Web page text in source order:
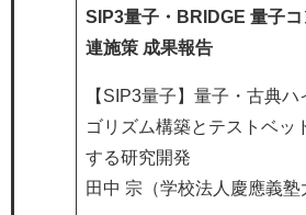
SIP3量子・BRIDGE 量子
連施策 成果報告​
【SIP3量子】量子・古典
ゴリズム構築とテストベッ
する研究開発
田中 宗（学校法人慶應義塾